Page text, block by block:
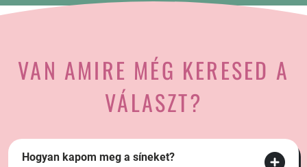
VAN AMIRE MÉG KERESED A
VÁLASZT?
Hogyan kapom meg a síneket?